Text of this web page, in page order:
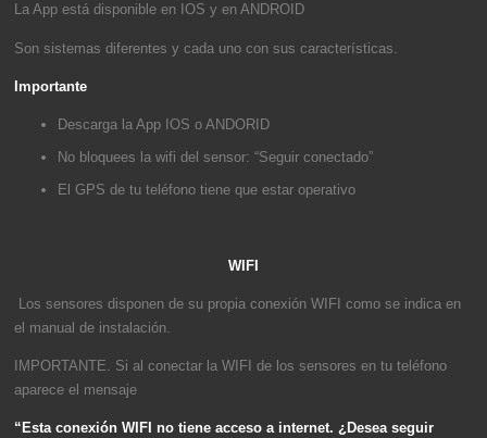
La App está disponible en IOS y en ANDROID
Son sistemas diferentes y cada uno con sus características.
Importante
Descarga la App IOS o ANDORID
No bloquees la wifi del sensor: “Seguir conectado”
El GPS de tu teléfono tiene que estar operativo
WIFI
Los sensores disponen de su propia conexión WIFI como se indica en
el manual de instalación.
IMPORTANTE. Si al conectar la WIFI de los sensores en tu teléfono
aparece el mensaje
“Esta conexión WIFI no tiene acceso a internet. ¿Desea seguir